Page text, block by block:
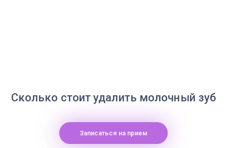
Сколько стоит удалить молочный зуб
Записаться на прием